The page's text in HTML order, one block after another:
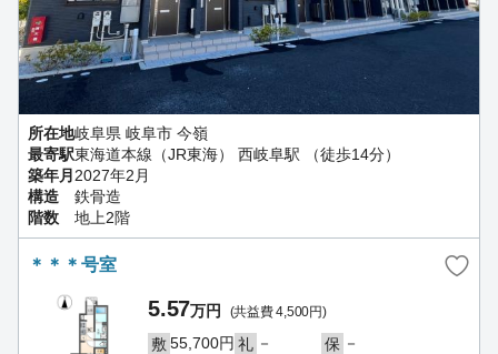
所在地岐阜県 岐阜市 今嶺
最寄駅東海道本線（JR東海） 西岐阜駅 （徒歩14分）
築年月2027年2月
構造
鉄骨造
階数
地上2階
＊＊＊号室
5.57万円 (共益費 4,500円)
敷55,700円 礼 － 保 －